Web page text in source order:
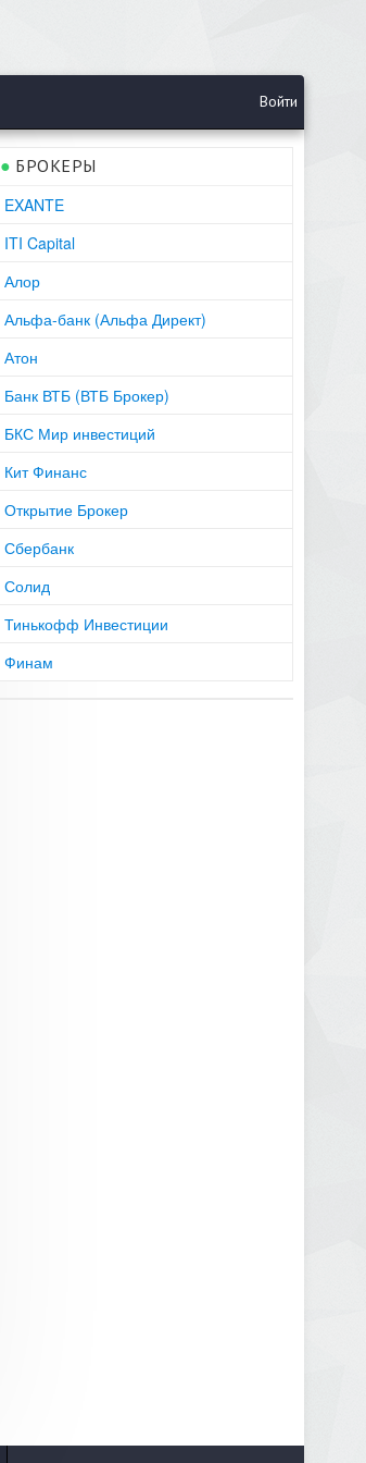
Войти
● БРОКЕРЫ
EXANTE
ITI Capital
Алор
Альфа-банк (Альфа Директ)
Атон
Банк ВТБ (ВТБ Брокер)
БКС Мир инвестиций
Кит Финанс
Открытие Брокер
Сбербанк
Солид
Тинькофф Инвестиции
Финам